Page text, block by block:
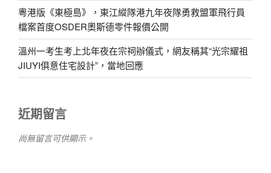
粵港版《東極島》，東江縱隊港九年夜隊勇救盟軍飛行員
檔案首度OSDER奧斯德零件報價公開
溫州一考生考上北年夜在宗祠辦儀式，網友稱其“光宗耀祖
JIUYI俱意住宅設計”，當地回應
近期留言
尚無留言可供顯示。